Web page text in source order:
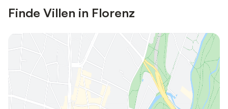
Finde Villen in Florenz